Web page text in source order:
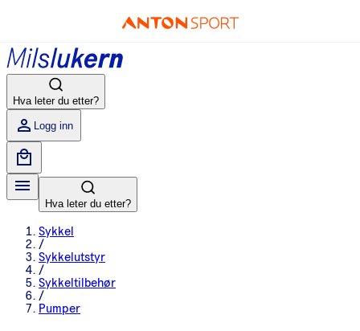
Hva leter du etter?
Logg inn
Hva leter du etter?
Sykkel
/
Sykkelutstyr
/
Sykkeltilbehør
/
Pumper